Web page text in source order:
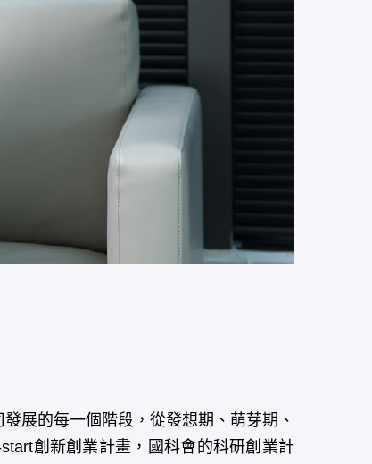
展的每一個階段，從發想期、萌芽期、
創新創業計畫，國科會的科研創業計